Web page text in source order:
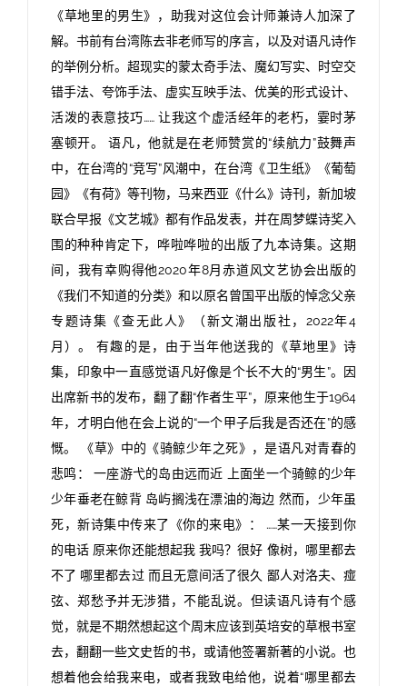
《草地里的男生》，助我对这位会计师兼诗人加深了
解。书前有台湾陈去非老师写的序言，以及对语凡诗作
的举例分析。超现实的蒙太奇手法、魔幻写实、时空交
错手法、夸饰手法、虚实互映手法、优美的形式设计、
活泼的表意技巧…… 让我这个虚活经年的老朽，霎时茅
塞顿开。 语凡，他就是在老师赞赏的“续航力”鼓舞声
中，在台湾的“竞写”风潮中，在台湾《卫生纸》《葡萄
园》《有荷》等刊物，马来西亚《什么》诗刊，新加坡
联合早报《文艺城》都有作品发表，并在周梦蝶诗奖入
围的种种肯定下，哗啦哗啦的出版了九本诗集。这期
间，我有幸购得他2020年8月赤道风文艺协会出版的
《我们不知道的分类》和以原名曾国平出版的悼念父亲
专题诗集《查无此人》（新文潮出版社，2022年4
月）。 有趣的是，由于当年他送我的《草地里》诗
集，印象中一直感觉语凡好像是个长不大的“男生”。因
出席新书的发布，翻了翻“作者生平”，原来他生于1964
年，才明白他在会上说的“一个甲子后我是否还在”的感
慨。 《草》中的《骑鲸少年之死》，是语凡对青春的
悲鸣： 一座游弋的岛由远而近 上面坐一个骑鲸的少年
少年垂老在鲸背 岛屿搁浅在漂油的海边 然而，少年虽
死，新诗集中传来了《你的来电》： ……某一天接到你
的电话 原来你还能想起我 我吗？很好 像树，哪里都去
不了 哪里都去过 而且无意间活了很久 鄙人对洛夫、痖
弦、郑愁予并无涉猎，不能乱说。但读语凡诗有个感
觉，就是不期然想起这个周末应该到英培安的草根书室
去，翻翻一些文史哲的书，或请他签署新著的小说。也
想着他会给我来电，或者我致电给他，说着“哪里都去